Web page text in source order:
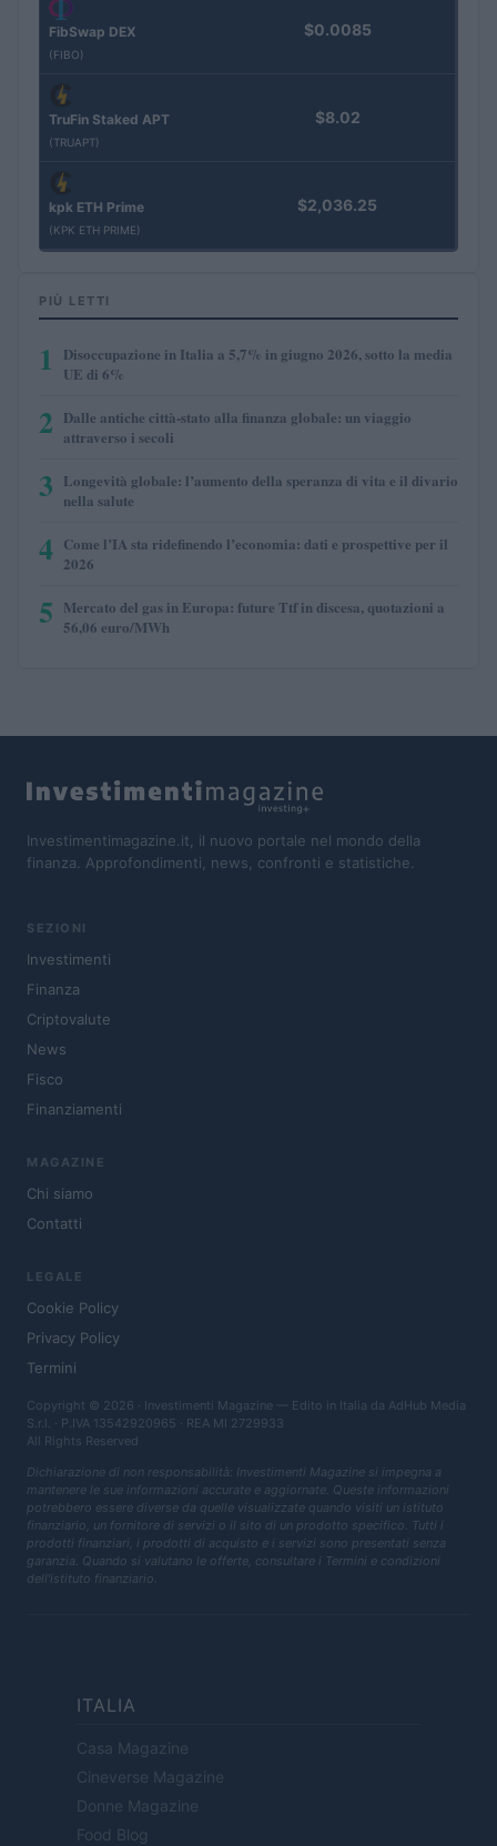
FibSwap DEX
(FIBO)
$0.0085
TruFin Staked APT
(TRUAPT)
$8.02
kpk ETH Prime
(KPK ETH PRIME)
$2,036.25
PIÙ LETTI
1
Disoccupazione in Italia a 5,7% in giugno 2026, sotto la media
UE di 6%
2 Dalle antiche città-stato alla finanza globale: un viaggio
attraverso i secoli
3 Longevità globale: l’aumento della speranza di vita e il divario
nella salute
4 Come l’IA sta ridefinendo l’economia: dati e prospettive per il
2026
5 Mercato del gas in Europa: future Ttf in discesa, quotazioni a
56,06 euro/MWh
Investimentimagazine.it, il nuovo portale nel mondo della
finanza. Approfondimenti, news, confronti e statistiche.
SEZIONI
Investimenti
Finanza
Criptovalute
News
Fisco
Finanziamenti
MAGAZINE
Chi siamo
Contatti
LEGALE
Cookie Policy
Privacy Policy
Termini
Copyright © 2026 · Investimenti Magazine — Edito in Italia da AdHub Media
S.r.l. · P.IVA 13542920965 · REA MI 2729933
All Rights Reserved
Dichiarazione di non responsabilità: Investimenti Magazine si impegna a
mantenere le sue informazioni accurate e aggiornate. Queste informazioni
potrebbero essere diverse da quelle visualizzate quando visiti un istituto
finanziario, un fornitore di servizi o il sito di un prodotto specifico. Tutti i
prodotti finanziari, i prodotti di acquisto e i servizi sono presentati senza
garanzia. Quando si valutano le offerte, consultare i Termini e condizioni
dell'istituto finanziario.
ITALIA
Casa Magazine
Cineverse Magazine
Donne Magazine
Food Blog